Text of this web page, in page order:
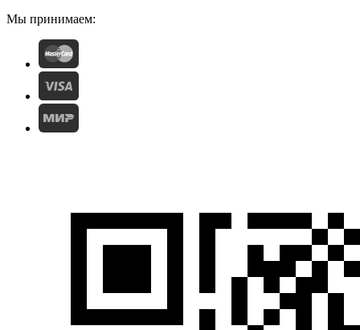
Мы принимаем: